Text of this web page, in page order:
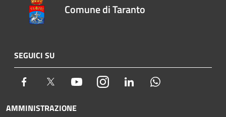
Comune di Taranto
SEGUICI SU
Facebook Twitter YoutubeInstagram LinkedIn
AMMINISTRAZIONE